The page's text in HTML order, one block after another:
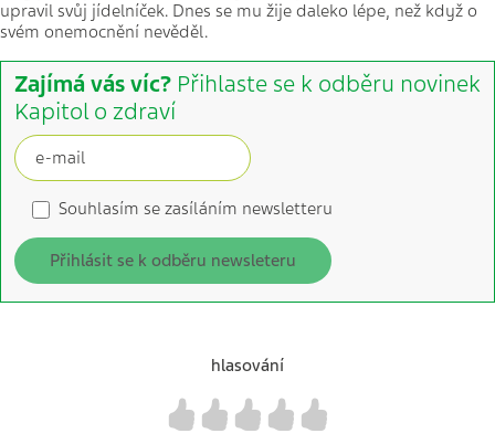
upravil svůj jídelníček. Dnes se mu žije daleko lépe, než když o
svém onemocnění nevěděl.
Zajímá vás víc? Přihlaste se k odběru novinek
Kapitol o zdraví
Souhlasím se zasíláním newsletteru
Přihlásit se k odběru newsleteru
hlasování
4
3
2
1